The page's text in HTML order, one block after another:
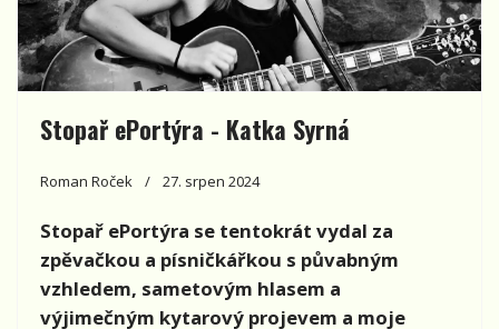
Stopař ePortýra - Katka Syrná
Roman Roček 27. srpen 2024
Stopař ePortýra se tentokrát vydal za
zpěvačkou a písničkářkou s půvabným
vzhledem, sametovým hlasem a
výjimečným kytarový projevem a moje